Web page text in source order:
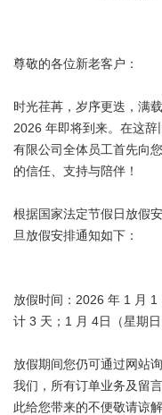
尊敬的各位新老客户：
时光荏苒，岁序更迭，满
2026 年即将到来。在这
有限公司全体员工首先向
的信任、支持与陪伴！
根据国家法定节假日放假
旦放假安排通知如下：
放假时间：2026 年 1 月
计 3 天；1 月 4日（星期
放假期间您仍可通过网站
我们，所有订单业务及留
此给您带来的不便敬请谅解